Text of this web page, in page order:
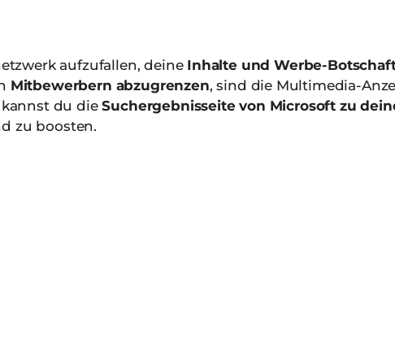
aufzufallen, deine Inhalte und Werbe-
Mitbewerbern abzugrenzen, sind die Multimedia-
kannst du dieSuchergebnisseite von Microsoft zu
zu boosten.